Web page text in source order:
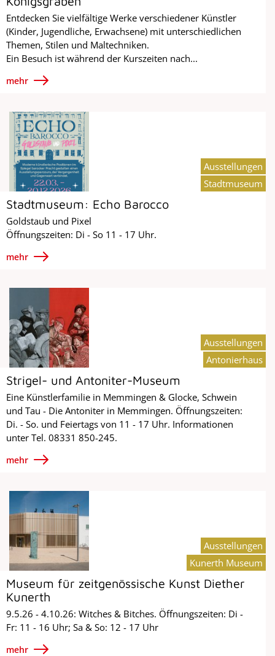
Entdecken Sie vielfältige Werke verschiedener Künstler
(Kinder, Jugendliche, Erwachsene) mit unterschiedlichen
Themen, Stilen und Maltechniken.
Ein Besuch ist während der Kurszeiten nach...
mehr
Stadtmuseum: Echo Barocco
Goldstaub und Pixel
Öffnungszeiten: Di - So 11 - 17 Uhr.
mehr
Ausstellungen
Stadtmuseum
Strigel- und Antoniter-Museum
Eine Künstlerfamilie in Memmingen & Glocke, Schwein
und Tau - Die Antoniter in Memmingen. Öffnungszeiten:
Di. - So. und Feiertags von 11 - 17 Uhr. Informationen
unter Tel. 08331 850-245.
mehr
Ausstellungen
Antonierhaus
Museum für zeitgenössische Kunst Diether
Kunerth
9.5.26 - 4.10.26: Witches & Bitches. Öffnungszeiten: Di -
Fr: 11 - 16 Uhr; Sa & So: 12 - 17 Uhr
mehr
Ausstellungen
Kunerth Museum